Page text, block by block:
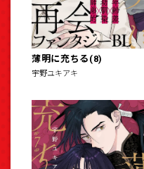
薄明に充ちる(8)
宇野ユキアキ